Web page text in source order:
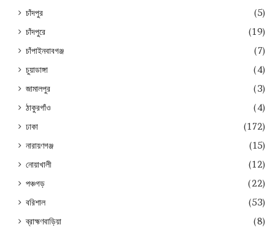
চাঁদপুর
(5)
চাঁদপুরে
(19)
চাঁপাইনবাবগঞ্জ
(7)
চুয়াডাঙ্গা
(4)
জামালপুর
(3)
ঠাকুরগাঁও
(4)
ঢাকা
(172)
নারায়ণগঞ্জ
(15)
নোয়াখালী
(12)
পঞ্চগড়
(22)
বরিশাল
(53)
ব্রাহ্মণবাড়িয়া
(8)